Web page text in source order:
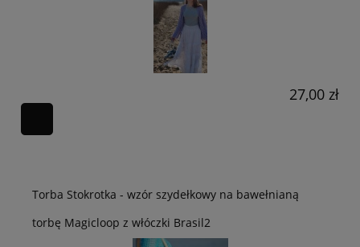
27,00 zł
Torba Stokrotka - wzór szydełkowy na bawełnianą
torbę Magicloop z włóczki Brasil2